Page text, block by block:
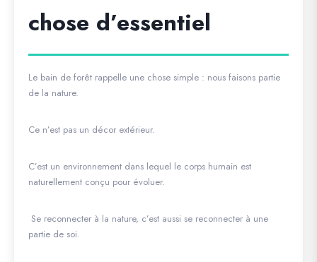
chose d’essentiel
Le bain de forêt rappelle une chose simple : nous faisons partie
de la nature.
Ce n’est pas un décor extérieur.
C’est un environnement dans lequel le corps humain est
naturellement conçu pour évoluer.
Se reconnecter à la nature, c’est aussi se reconnecter à une
partie de soi.